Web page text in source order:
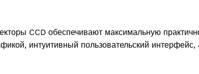
CCD обеспечивают максимальную
интуитивный пользовательский